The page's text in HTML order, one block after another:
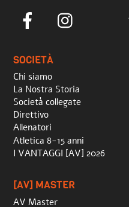
Facebook
SOCIETÀ
Chi siamo
La Nostra Storia
Società collegate
Direttivo
Allenatori
Atletica 8-15 anni
I VANTAGGI [AV] 2026
[AV] MASTER
AV Master